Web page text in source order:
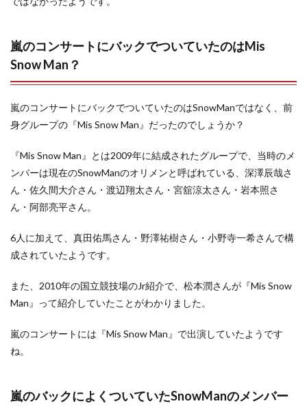
嵐のコンサートにバックでついていたのはMis
Snow Man？
嵐のコンサートにバックでついていたのはSnowManではなく、前
身グループの『Mis Snow Man』だったのでしょうか？
『Mis Snow Man』とは2009年に結成されたグループで、当時のメ
ンバーは現在のSnowManのオリメンと呼ばれている、深澤辰哉さ
ん・佐久間大介さん・渡辺翔太さん・宮舘涼太さん・岩本照さ
ん・阿部亮平さん。
6人に加えて、真田佑馬さん・野澤祐樹さん・小野寺一希さんで構
成されていたようです。
また、2010年の国立競技場のJr紹介で、松本潤さんが『Mis Snow
Man』って紹介していたことがわかりました。
嵐のコンサートには『Mis Snow Man』で出演していたようです
ね。
嵐のバックによくついていたSnowManのメンバー